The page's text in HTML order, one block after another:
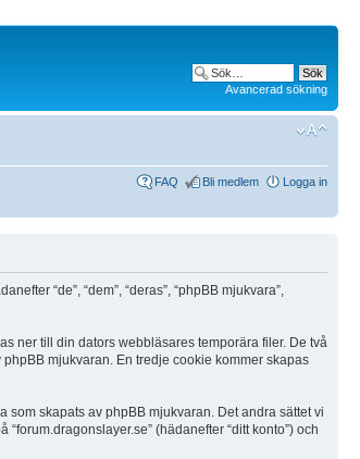
Avancerad sökning
FAQ Bli medlem Logga in
“de”, “dem”, “deras”, “phpBB mjukvara”,
ner till din dators webbläsares temporära filer. De två
mjukvaran. En tredje cookie kommer skapas
som skapats av phpBB mjukvaran. Det andra sättet vi
(hädanefter “ditt konto”) och